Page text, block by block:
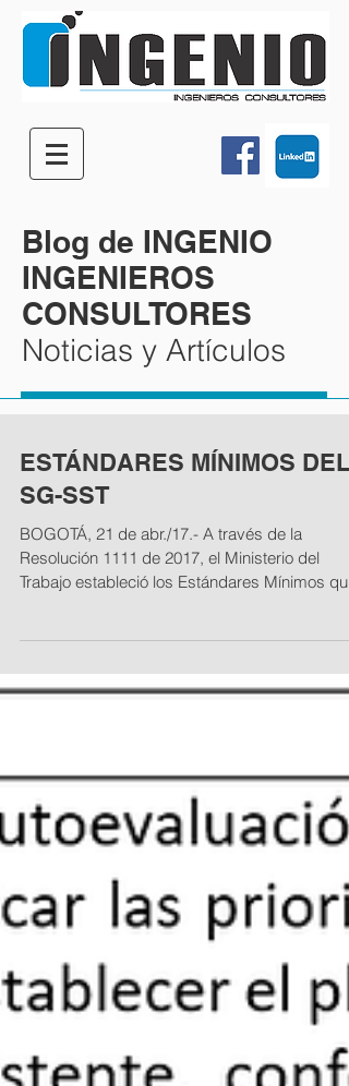
Blog de INGENIO
INGENIEROS
CONSULTORES
Noticias y Artículos
ESTÁNDARES MÍNIMOS DEL
SG-SST
BOGOTÁ, 21 de abr./17.- A través de la
Resolución 1111 de 2017, el Ministerio del
Trabajo estableció los Estándares Mínimos que